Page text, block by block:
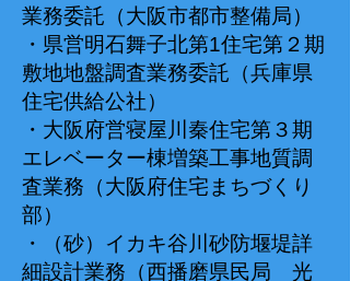
業務委託（大阪市都市整備局）
・県営明石舞子北第1住宅第２期
敷地地盤調査業務委託（兵庫県
住宅供給公社）
・大阪府営寝屋川秦住宅第３期
エレベーター棟増築工事地質調
査業務（大阪府住宅まちづくり
部）
・（砂）イカキ谷川砂防堰堤詳
細設計業務（西播磨県民局 光